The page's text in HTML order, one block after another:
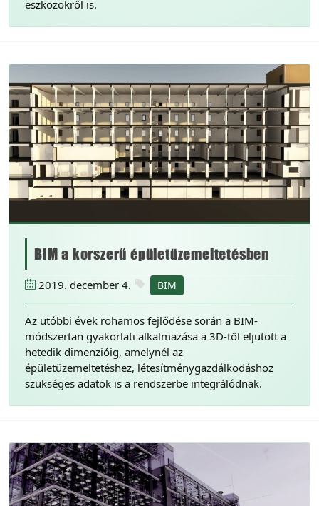
eszközökről is.
BIM a korszerű épületüzemeltetésben
2019. december 4. BIM
Az utóbbi évek rohamos fejlődése során a BIM-
módszertan gyakorlati alkalmazása a 3D-től eljutott a
hetedik dimenzióig, amelynél az
épületüzemeltetéshez, létesítménygazdálkodáshoz
szükséges adatok is a rendszerbe integrálódnak.